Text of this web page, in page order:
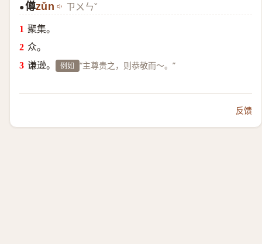
●僔zǔn ㄗㄨㄣˇ
聚集。
众。
谦逊。
例如 “主尊贵之，则恭敬而～。”
反馈